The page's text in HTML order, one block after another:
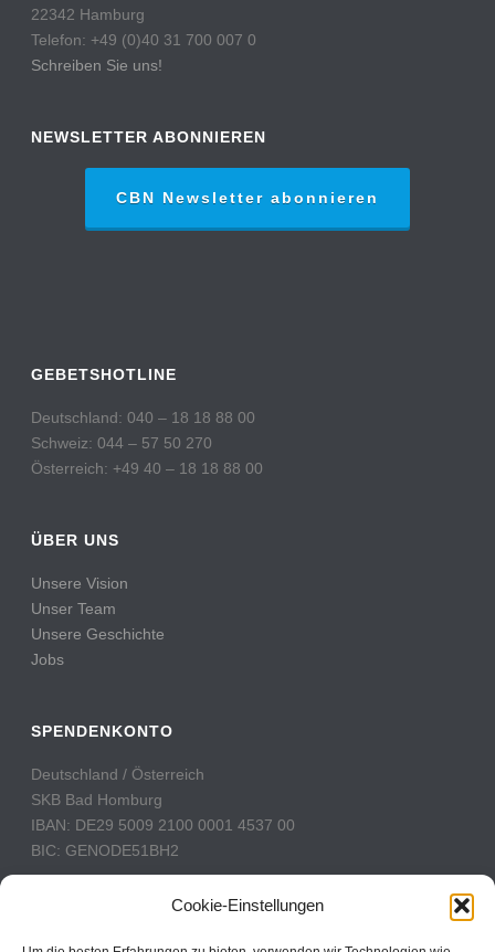
Cookie-Einstellungen
22342 Hamburg
Telefon: +49 (0)40 31 700 007 0
Schreiben Sie uns!
NEWSLETTER ABONNIEREN
CBN Newsletter abonnieren
GEBETSHOTLINE
Deutschland: 040 – 18 18 88 00
Schweiz: 044 – 57 50 270
Österreich: +49 40 – 18 18 88 00
ÜBER UNS
Unsere Vision
Unser Team
Unsere Geschichte
Jobs
SPENDENKONTO
Deutschland / Österreich
SKB Bad Homburg
IBAN: DE29 5009 2100 0001 4537 00
BIC: GENODE51BH2